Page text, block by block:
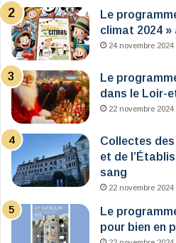
Le
climat 2024 »
24 novembre 2024
Le
dans le Loir-
22 novembre 2024
Collectes
et de
sang
22 novembre 2024
Le
pour bien en